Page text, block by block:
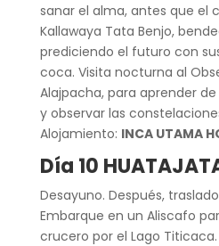
sanar el alma, antes que el
Kallawaya Tata Benjo,
prediciendo el futuro con
coca. Visita nocturna al
Alajpacha, para aprender
y observar las
Alojamiento: INCA UTAMA
Día 10
Desayuno. Después,
Embarque en un Aliscafo
crucero por el Lago